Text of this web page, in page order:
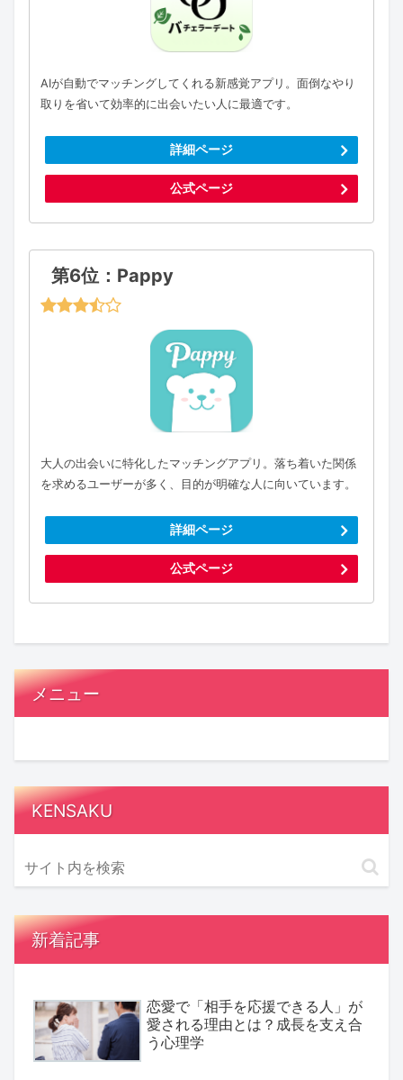
AIが自動でマッチングしてくれる新感覚アプリ。面倒なやり
取りを省いて効率的に出会いたい人に最適です。
詳細ページ
公式ページ
第6位：Pappy
大人の出会いに特化したマッチングアプリ。落ち着いた関係
を求めるユーザーが多く、目的が明確な人に向いています。
詳細ページ
公式ページ
メニュー
KENSAKU
新着記事
恋愛で「相手を応援できる人」が
愛される理由とは？成長を支え合
う心理学